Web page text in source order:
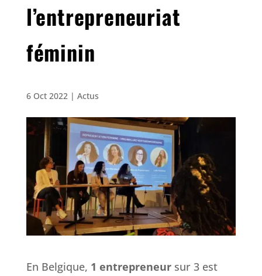
l’entrepreneuriat
féminin
6 Oct 2022| Actus
En Belgique, 1 entrepreneursur 3 est